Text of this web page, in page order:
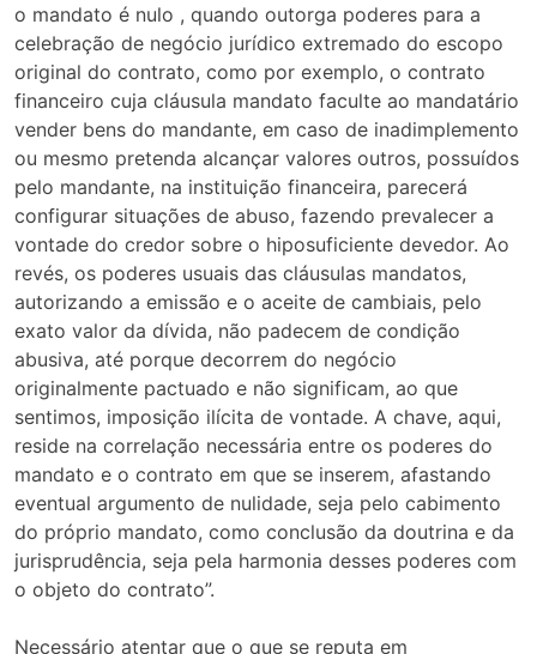
o mandato é nulo , quando outorga poderes para a
celebração de negócio jurídico extremado do escopo
original do contrato, como por exemplo, o contrato
financeiro cuja cláusula mandato faculte ao mandatário
vender bens do mandante, em caso de inadimplemento
ou mesmo pretenda alcançar valores outros, possuídos
pelo mandante, na instituição financeira, parecerá
configurar situações de abuso, fazendo prevalecer a
vontade do credor sobre o hiposuficiente devedor. Ao
revés, os poderes usuais das cláusulas mandatos,
autorizando a emissão e o aceite de cambiais, pelo
exato valor da dívida, não padecem de condição
abusiva, até porque decorrem do negócio
originalmente pactuado e não significam, ao que
sentimos, imposição ilícita de vontade. A chave, aqui,
reside na correlação necessária entre os poderes do
mandato e o contrato em que se inserem, afastando
eventual argumento de nulidade, seja pelo cabimento
do próprio mandato, como conclusão da doutrina e da
jurisprudência, seja pela harmonia desses poderes com
o objeto do contrato”.
Necessário atentar que o que se reputa em